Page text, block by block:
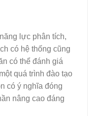
lực phân tích,
có hệ thống cũng
có thể đánh giá
quá trình đào tạo
có ý nghĩa đóng
nâng cao đáng